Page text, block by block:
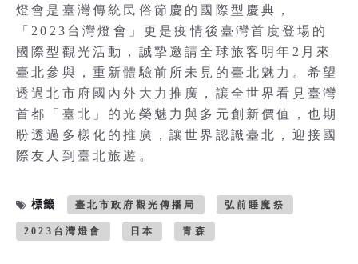
燈會是臺灣傳統民俗節慶的國際型慶典，
「2023台灣燈會」更是疫情後臺灣首度登場的
國際型觀光活動，誠摯邀請全球旅客明年2月來
臺北參與，重新體驗前所未見的臺北魅力。希望
透過北市府國內外大力推廣，讓全世界看見臺灣
首都「臺北」的光榮魅力與多元創新價值，也期
盼透過多樣化的推廣，讓世界認識臺北，迎接國
際友人到臺北旅遊。
標籤 臺北市政府觀光傳播局 弘前睡魔祭
2023台灣燈會 日本 青森